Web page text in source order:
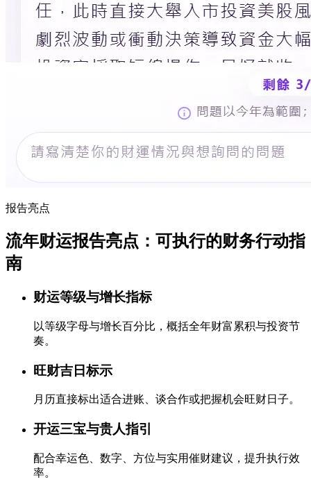
报告亮点
流年财运报告亮点：可执行的财务行动指
南
财运等级与增长指标
以等级字母与增长百分比，概括全年财富累积与投资节
奏。
旺财吉日标示
月历直接标出适合进账、谈合作或把握机会旺财日子。
开运三宝与贵人指引
配合幸运色、数字、方位与实用催财建议，提升执行效
率。